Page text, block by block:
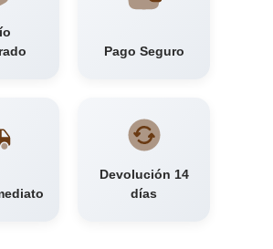
Pago Seguro
Devolución 14
días